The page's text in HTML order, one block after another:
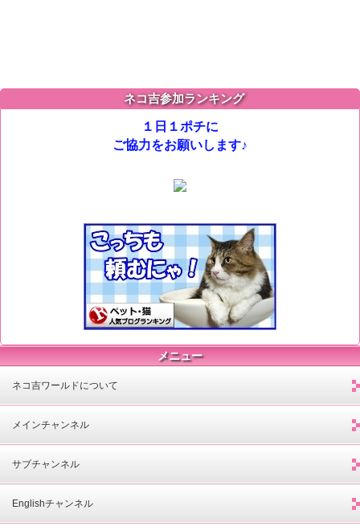
ネコ吉参加ランキング
１日１ポチに
ご協力をお願いします♪
メニュー
ネコ吉ワールドについて
メインチャンネル
サブチャンネル
Englishチャンネル